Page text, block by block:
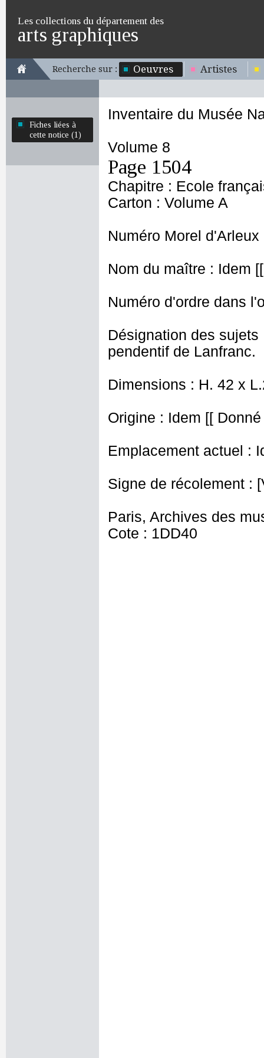
Les collections du département des
arts graphiques
Recherche sur : Oeuvres Artistes
Fiches liées à
cette notice (1)
Inventaire du Musée
Volume 8
Page 1504
Chapitre : Ecole
Carton : Volume A
Numéro Morel d'Arleux
Nom du maître : Idem
Numéro d'ordre dans
Désignation des
pendentif de Lanfranc.
Dimensions : H. 42 x
Origine : Idem [[
Emplacement actuel :
Signe de récolement :
Paris, Archives des
Cote : 1DD40